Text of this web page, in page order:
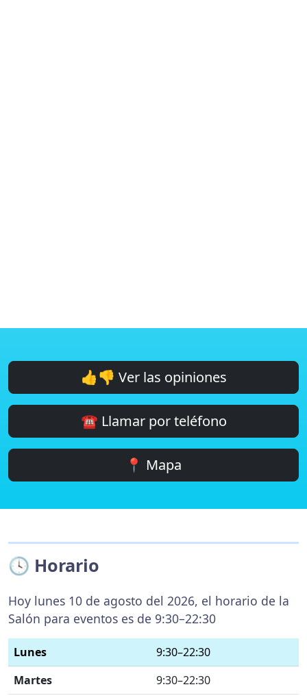
👍👎 Ver las opiniones
☎️ Llamar por teléfono
📍 Mapa
🕓 Horario
Hoy lunes 10 de agosto del 2026, el horario de la
Salón para eventos es de 9:30–22:30
Lunes
9:30–22:30
Martes
9:30–22:30